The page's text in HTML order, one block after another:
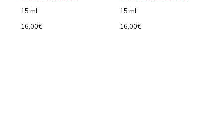
15 ml
16,00€
15 ml
16,00€